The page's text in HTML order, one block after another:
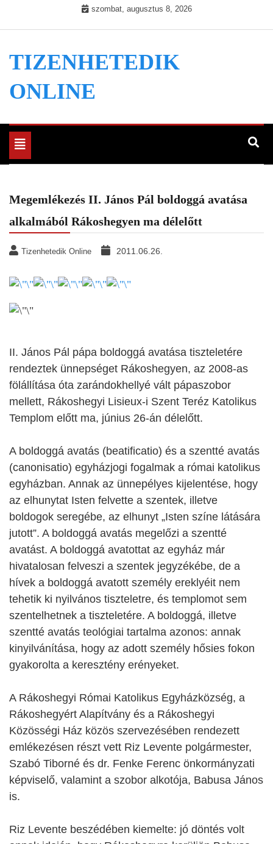
szombat, augusztus 8, 2026
TIZENHETEDIK
ONLINE
Toggle
navigation
Megemlékezés II. János Pál boldoggá avatása
alkalmából Rákoshegyen ma délelőtt
Tizenhetedik Online 2011.06.26.
II. János Pál pápa boldoggá avatása tiszteletére
rendeztek ünnepséget Rákoshegyen, az 2008-as
fölállítása óta zarándokhellyé vált pápaszobor
mellett, Rákoshegyi Lisieux-i Szent Teréz Katolikus
Templom előtt ma, június 26-án délelőtt.
A boldoggá avatás (beatificatio) és a szentté avatás
(canonisatio) egyházjogi fogalmak a római katolikus
egyházban. Annak az ünnepélyes kijelentése, hogy
az elhunytat Isten felvette a szentek, illetve
boldogok seregébe, az elhunyt „Isten színe látására
jutott”. A boldoggá avatás megelőzi a szentté
avatást. A boldoggá avatottat az egyház már
hivatalosan felveszi a szentek jegyzékébe, de a
hívek a boldoggá avatott személy ereklyéit nem
tehetik ki nyilvános tiszteletre, és templomot sem
szentelhetnek a tiszteletére. A boldoggá, illetve
szentté avatás teológiai tartalma azonos: annak
kinyilvánítása, hogy az adott személy hősies fokon
gyakorolta a keresztény erényeket.
A Rákoshegyi Római Katolikus Egyházközség, a
Rákoshegyért Alapítvány és a Rákoshegyi
Közösségi Ház közös szervezésében rendezett
emlékezésen részt vett Riz Levente polgármester,
Szabó Tiborné és dr. Fenke Ferenc önkormányzati
képviselő, valamint a szobor alkotója, Babusa János
is.
Riz Levente beszédében kiemelte: jó döntés volt